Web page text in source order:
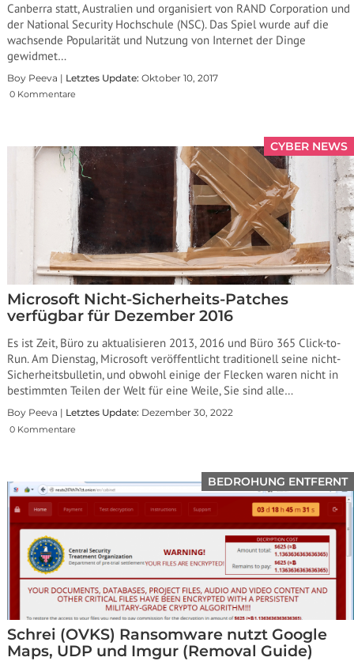
Canberra statt, Australien und organisiert von RAND Corporation und
der National Security Hochschule (NSC). Das Spiel wurde auf die
wachsende Popularität und Nutzung von Internet der Dinge
gewidmet…
Boy Peeva | Letztes Update: Oktober 10, 2017
0 Kommentare
CYBER NEWS
Microsoft Nicht-Sicherheits-Patches
verfügbar für Dezember 2016
Es ist Zeit, Büro zu aktualisieren 2013, 2016 und Büro 365 Click-to-
Run. Am Dienstag, Microsoft veröffentlicht traditionell seine nicht-
Sicherheitsbulletin, und obwohl einige der Flecken waren nicht in
bestimmten Teilen der Welt für eine Weile, Sie sind alle…
Boy Peeva | Letztes Update: Dezember 30, 2022
0 Kommentare
BEDROHUNG ENTFERNT
Schrei (OVKS) Ransomware nutzt Google
Maps, UDP und Imgur (Removal Guide)